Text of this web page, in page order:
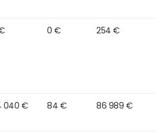
0 € 254 €
040 € 84 € 86 989 €